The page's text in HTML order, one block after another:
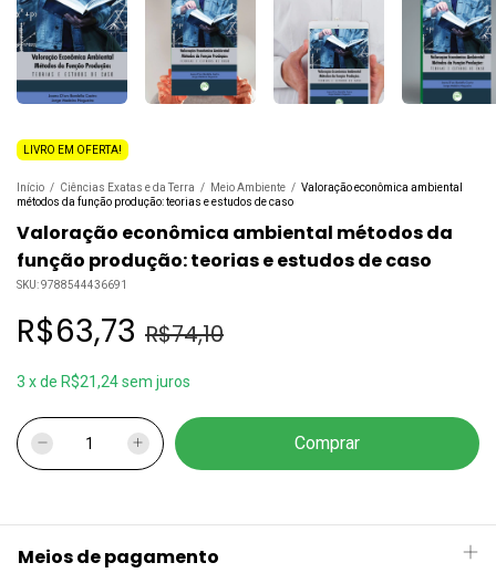
LIVRO EM OFERTA!
Início / Ciências Exatas e da Terra / Meio Ambiente / Valoração econômica ambiental
métodos da função produção: teorias e estudos de caso
Valoração econômica ambiental métodos da
função produção: teorias e estudos de caso
SKU:9788544436691
R$63,73 R$74,10
3 xde R$21,24sem juros
Meios de pagamento